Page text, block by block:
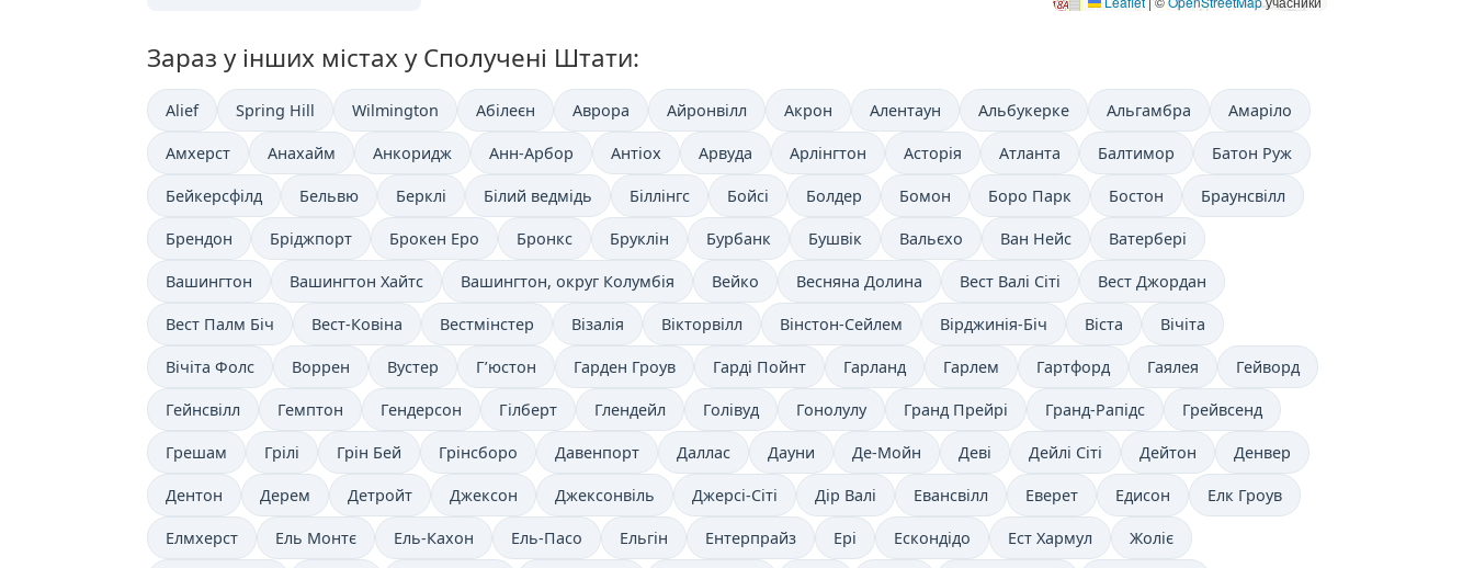
Зараз у інших містах у Сполучені Штати:
Alief Spring Hill Wilmington Абілеєн Аврора Айронвілл Акрон Алентаун Альбукерке Альгамбра Амаріло
Амхерст Анахайм Анкоридж Анн-Арбор Антіох Арвуда Арлінгтон Асторія Атланта Балтимор Батон Руж
Бейкерсфілд Бельвю Берклі Білий ведмідь Біллінгс Бойсі Болдер Бомон Боро Парк Бостон Браунсвілл
Брендон Бріджпорт Брокен Еро Бронкс Бруклін Бурбанк Бушвік Вальєхо Ван Нейс Ватербері
Вашингтон Вашингтон Хайтс Вашингтон, округ Колумбія Вейко Весняна Долина Вест Валі Сіті Вест Джордан
Вест Палм Біч Вест-Ковіна Вестмінстер Візалія Вікторвілл Вінстон-Сейлем Вірджинія-Біч Віста Вічіта
Вічіта Фолс Воррен Вустер Г’юстон Гарден Гроув Гарді Пойнт Гарланд Гарлем Гартфорд Гаялея Гейворд
Гейнсвілл Гемптон Гендерсон Гілберт Глендейл Голівуд Гонолулу Гранд Прейрі Гранд-Рапідс Грейвсенд
Грешам Грілі Грін Бей Грінсборо Давенпорт Даллас Дауни Де-Мойн Деві Дейлі Сіті Дейтон Денвер
Дентон Дерем Детройт Джексон Джексонвіль Джерсі-Сіті Дір Валі Евансвілл Еверет Едисон Елк Гроув
Елмхерст Ель Монтє Ель-Кахон Ель-Пасо Ельгін Ентерпрайз Ері Ескондідо Ест Хармул Жоліє